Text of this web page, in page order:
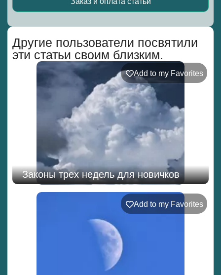
Другие пользователи посвятили
эти статьи своим близким.
Add to my Favorites
Законы трех недель для новичков
Add to my Favorites
Alternative: